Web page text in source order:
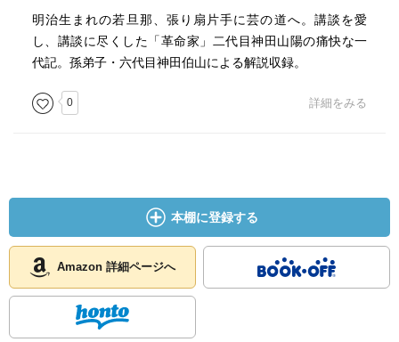
明治生まれの若旦那、張り扇片手に芸の道へ。講談を愛
し、講談に尽くした「革命家」二代目神田山陽の痛快な一
代記。孫弟子・六代目神田伯山による解説収録。
0 詳細をみる
本棚に登録する
Amazon 詳細ページへ